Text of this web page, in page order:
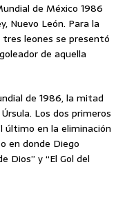
de México 1986
Nuevo León. Para la
leones se presentó
de aquella
de 1986, la mitad
Los dos primeros
en la eliminación
en donde Diego
Dios” y “El Gol del